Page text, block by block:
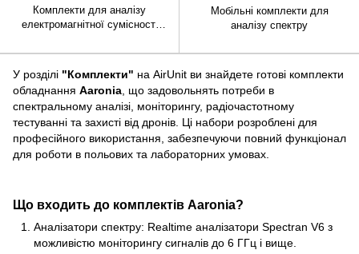
У розділі "Комплекти" на AirUnit ви знайдете готові комплекти
обладнання Aaronia , що задовольнять потреби в
спектральному аналізі, моніторингу, радіочастотному
тестуванні та захисті від дронів. Ці набори розроблені для
професійного використання, забезпечуючи повний функціонал
для роботи в польових та лабораторних умовах.
Що входить до комплектів Aaronia?
Аналізатори спектру: Realtime аналізатори Spectran V6 з
можливістю моніторингу сигналів до 6 ГГц і вище.
Комплекти для аналізу
електромагнітної сумісності
Мобільні комплекти для
аналізу спектру